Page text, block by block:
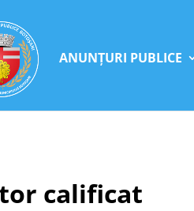
ANUNȚURI PUBLICE
calificat